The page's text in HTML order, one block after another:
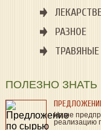
РАЗНОЕ
ПОЛЕЗНО ЗНАТЬ
Наше
реализацию